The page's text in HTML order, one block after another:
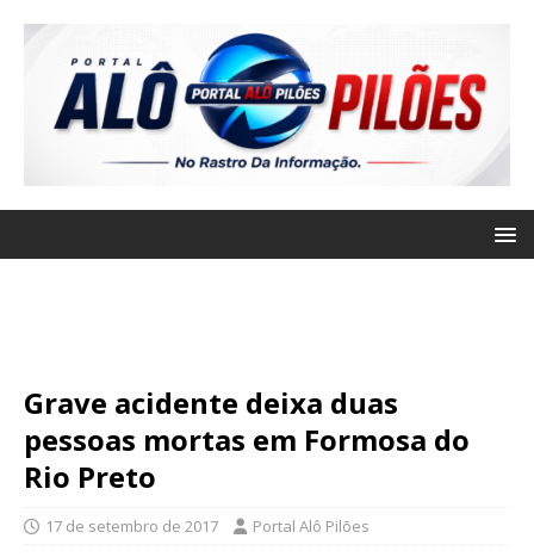
Grave acidente deixa duas
pessoas mortas em Formosa do
Rio Preto
17 de setembro de 2017 Portal Alô Pilões